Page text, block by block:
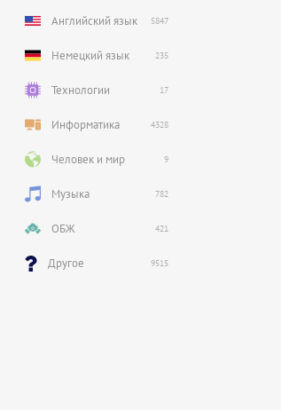
Английский язык 5847
Немецкий язык 235
Технологии 17
Информатика 4328
Человек и мир 9
Музыка 782
ОБЖ 421
Другое 9515